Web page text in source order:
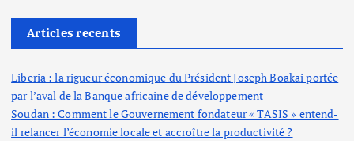
Articles recents
Liberia : la rigueur économique du Président Joseph Boakai portée
par l’aval de la Banque africaine de développement
Soudan : Comment le Gouvernement fondateur « TASIS » entend-
il relancer l’économie locale et accroître la productivité ?